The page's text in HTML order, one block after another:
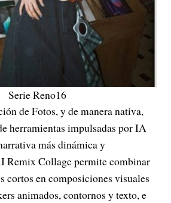
Serie Reno16
de Fotos, y de manera nativa,
herramientas impulsadas por IA
más dinámica y
Remix Collage permite combinar
cortos en composiciones visuales
animados, contornos y texto, e